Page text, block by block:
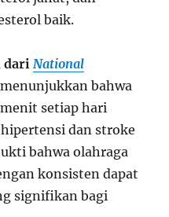
baik.
dari National
menunjukkan bahwa
setiap hari
dan stroke
bahwa olahraga
konsisten dapat
signifikan bagi